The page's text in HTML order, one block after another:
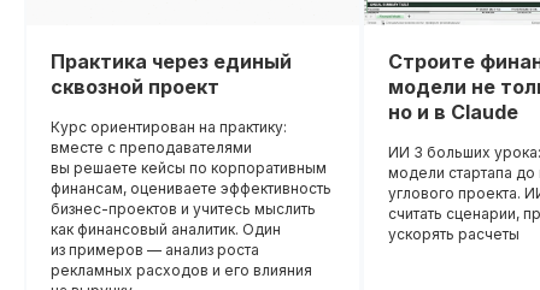
Практика через единый
сквозной проект
Курс ориентирован на практику:
вместе с преподавателями
вы решаете кейсы по корпоративным
финансам, оцениваете эффективность
бизнес-проектов и учитесь мыслить
как финансовый аналитик. Один
из примеров — анализ роста
рекламных расходов и его влияния
Строите
модели не
но и в Claude
ИИ 3 больших
модели стартапа
углового проекта.
считать сценарии,
ускорять расчеты
вашей квалификации, что
новые возможности для